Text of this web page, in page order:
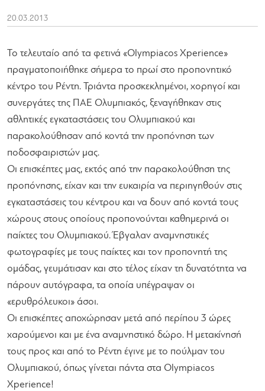
20.03.2013
Το τελευταίο από τα φετινά «Olympiacos Xperience»
πραγματοποιήθηκε σήμερα το πρωί στο προπονητικό
κέντρο του Ρέντη. Τριάντα προσκεκλημένοι, χορηγοί και
συνεργάτες της ΠΑΕ Ολυμπιακός, ξεναγήθηκαν στις
αθλητικές εγκαταστάσεις του Ολυμπιακού και
παρακολούθησαν από κοντά την προπόνηση των
ποδοσφαιριστών μας.
Οι επισκέπτες μας, εκτός από την παρακολούθηση της
προπόνησης, είχαν και την ευκαιρία να περιηγηθούν στις
εγκαταστάσεις του κέντρου και να δουν από κοντά τους
χώρους στους οποίους προπονούνται καθημερινά οι
παίκτες του Ολυμπιακού. Έβγαλαν αναμνηστικές
φωτογραφίες με τους παίκτες και τον προπονητή της
ομάδας, γευμάτισαν και στο τέλος είχαν τη δυνατότητα να
πάρουν αυτόγραφα, τα οποία υπέγραψαν οι
«ερυθρόλευκοι» άσοι.
Οι επισκέπτες αποχώρησαν μετά από περίπου 3 ώρες
χαρούμενοι και με ένα αναμνηστικό δώρο. Η μετακίνησή
τους προς και από το Ρέντη έγινε με το πούλμαν του
Ολυμπιακού, όπως γίνεται πάντα στα Olympiacos
Xperience!